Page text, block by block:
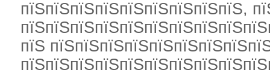
пїЅпїЅпїЅпїЅпїЅпїЅпїЅпїЅпїЅ,
пїЅ